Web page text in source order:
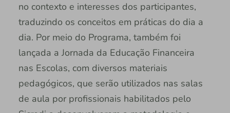
no contexto e interesses dos participantes,
traduzindo os conceitos em práticas do dia a
dia. Por meio do Programa, também foi
lançada a Jornada da Educação Financeira
nas Escolas, com diversos materiais
pedagógicos, que serão utilizados nas salas
de aula por profissionais habilitados pelo